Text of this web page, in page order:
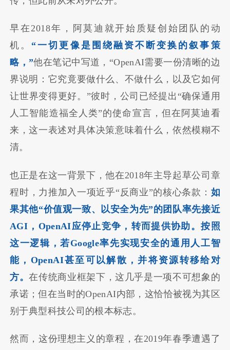
早在2018年，阿莫迪就开始质疑创始团队的动
机。 “一切更像是围绕融资不断变换的叙事策
略，”他在笔记中写道，“OpenAI需要一份清晰的边
界说明：它究竟要做什么、不做什么，以及它如何
让世界变得更好。”彼时，公司已经提出“确保通用
人工智能造福全人类”的使命宣言，但在阿莫迪看
来，这一表述对具体决策意味着什么，依然模糊不
清。
也正是在这一背景下，他在2018年主导起草公司章
程时，力推加入一项近乎“反商业”的核心条款： 如
果其他“价值观一致、以安全为先”的团队率先接近
AGI，OpenAI应停止竞争，转而提供协助。按照
这一逻辑，若Google率先实现安全的通用人工智
能，OpenAI甚至可以解散，并将资源转移给对
方。在传统商业框架下，这几乎是一项不可想象的
承诺；但在当时的OpenAI内部，这恰恰被视为其区
别于典型科技公司的根本标志。
然而，这份理想主义的章程，在2019年春季遭遇了